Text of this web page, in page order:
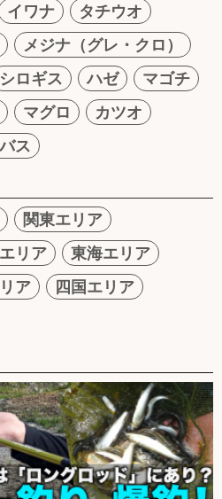
イワナ
タチウオ
メジナ（グレ・クロ）
シロギス ハゼ
マゴチ
マグロ
カツオ
ス
関東エリア
リア
東海エリア
ア
四国エリア